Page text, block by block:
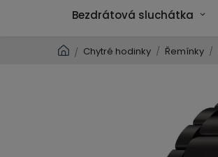
Bezdrátová sluchátka
Domů
/ Chytré hodinky / Řemínky /